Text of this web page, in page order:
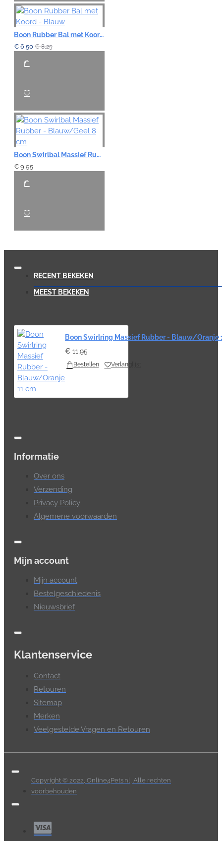
Boon Rubber Bal met Koord - Blauw
€ 6,50 € 8,25
Boon Swirlbal Massief Rubber - Blauw/Geel 8 cm
€ 9,95
RECENT BEKEKEN
MEEST BEKEKEN
Boon Swirlring Massief Rubber - Blauw/Oranje
€ 11,95
Bestellen Verlanglijst
Informatie
Over ons
Verzending
Privacy Policy
Algemene voorwaarden
Mijn account
Mijn account
Bestelgeschiedenis
Nieuwsbrief
Klantenservice
Contact
Retouren
Sitemap
Merken
Veelgestelde Vragen en Retouren
Copyright © 2022, Online4Pets.nl, Alle rechten
voorbehouden